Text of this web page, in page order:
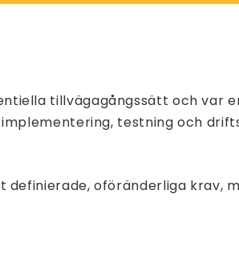
tillvägagångssätt och var
testning och
oföränderliga krav,